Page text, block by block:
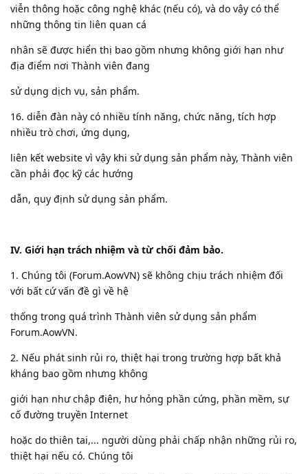
viễn thông hoặc công nghệ khác (nếu có), và do vậy có thể
những thông tin liên quan cá
nhân sẽ được hiển thị bao gồm nhưng không giới hạn như
địa điểm nơi Thành viên đang
sử dụng dịch vụ, sản phẩm.
16. diễn đàn này có nhiều tính năng, chức năng, tích hợp
nhiều trò chơi, ứng dụng,
liên kết website vì vậy khi sử dụng sản phẩm này, Thành viên
cần phải đọc kỹ các hướng
dẫn, quy định sử dụng sản phẩm.
IV. Giới hạn trách nhiệm và từ chối đảm bảo.
1. Chúng tôi (Forum.AowVN) sẽ không chịu trách nhiệm đối
với bất cứ vấn đề gì về hệ
thống trong quá trình Thành viên sử dụng sản phẩm
Forum.AowVN.
2. Nếu phát sinh rủi ro, thiệt hại trong trường hợp bất khả
kháng bao gồm nhưng không
giới hạn như chập điện, hư hỏng phần cứng, phần mềm, sự
cố đường truyền Internet
hoặc do thiên tai,... người dùng phải chấp nhận những rủi ro,
thiệt hại nếu có. Chúng tôi